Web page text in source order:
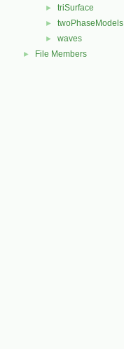
► triSurface
► twoPhaseModels
► waves
► File Members